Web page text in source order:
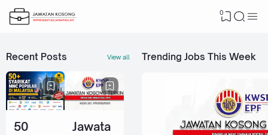
0
Recent Posts View all
50
Jawata
Trending Jobs This Week